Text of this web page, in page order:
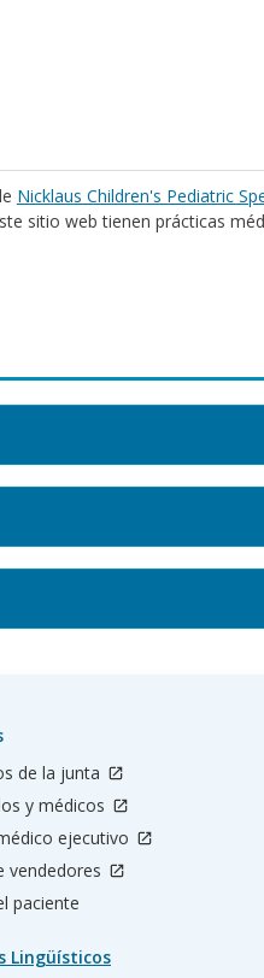
Nicklaus Children's Pediatric
sitio web tienen prácticas
de la junta
y médicos
ejecutivo
vendedores
paciente
Lingüísticos